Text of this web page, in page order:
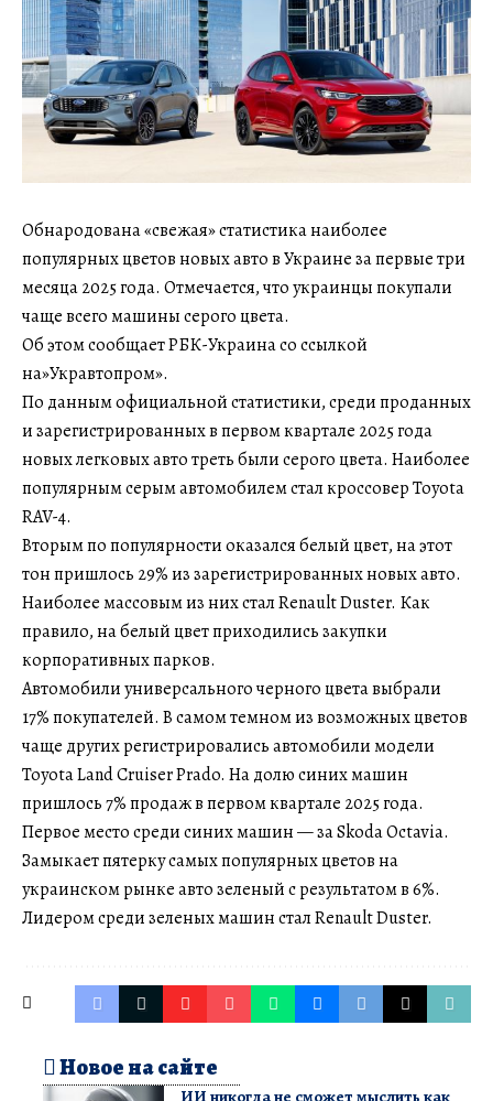
Обнародована «свежая» статистика наиболее
популярных цветов новых авто в Украине за первые три
месяца 2025 года. Отмечается, что украинцы покупали
чаще всего машины серого цвета.
Об этом сообщает РБК-Украина со ссылкой
на»Укравтопром».
По данным официальной статистики, среди проданных
и зарегистрированных в первом квартале 2025 года
новых легковых авто треть были серого цвета. Наиболее
популярным серым автомобилем стал кроссовер Toyota
RAV-4.
Вторым по популярности оказался белый цвет, на этот
тон пришлось 29% из зарегистрированных новых авто.
Наиболее массовым из них стал Renault Duster. Как
правило, на белый цвет приходились закупки
корпоративных парков.
Автомобили универсального черного цвета выбрали
17% покупателей. В самом темном из возможных цветов
чаще других регистрировались автомобили модели
Toyota Land Cruiser Prado. На долю синих машин
пришлось 7% продаж в первом квартале 2025 года.
Первое место среди синих машин — за Skoda Octavia.
Замыкает пятерку самых популярных цветов на
украинском рынке авто зеленый с результатом в 6%.
Лидером среди зеленых машин стал Renault Duster.
Новое на сайте
ИИ никогда не сможет мыслить как